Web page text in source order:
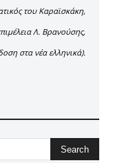
του Καραϊσκάκη,
Λ. Βρανούσης,
στα νέα ελληνικά).